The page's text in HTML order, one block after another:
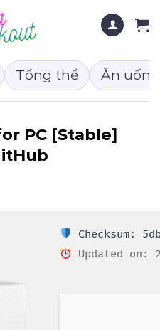
Tổng thể Ăn
PC [Stable]
Checksum:
Updated on: